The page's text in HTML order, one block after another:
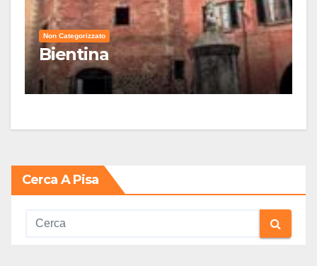
Non Categorizzato
Bientina
Cerca A Pisa